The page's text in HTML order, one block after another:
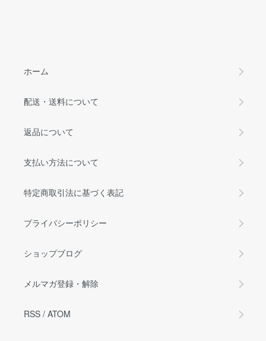
ホーム
配送・送料について
返品について
支払い方法について
特定商取引法に基づく表記
プライバシーポリシー
ショップブログ
メルマガ登録・解除
RSS / ATOM